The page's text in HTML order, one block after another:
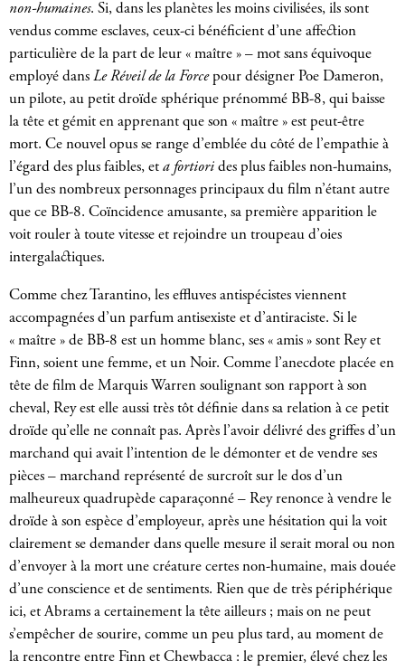
non-humaines. Si, dans les planètes les moins civilisées, ils sont
vendus comme esclaves, ceux-ci bénéficient d’une affection
particulière de la part de leur « maître » – mot sans équivoque
employé dans Le Réveil de la Forcepour désigner Poe Dameron,
un pilote, au petit droïde sphérique prénommé BB-8, qui baisse
la tête et gémit en apprenant que son « maître » est peut-être
mort. Ce nouvel opus se range d’emblée du côté de l’empathie à
l’égard des plus faibles, et a fortiori des plus faibles non-humains,
l’un des nombreux personnages principaux du film n’étant autre
que ce BB-8. Coïncidence amusante, sa première apparition le
voit rouler à toute vitesse et rejoindre un troupeau d’oies
intergalactiques.
Comme chez Tarantino, les effluves antispécistes viennent
accompagnées d’un parfum antisexiste et d’antiraciste. Si le
« maître » de BB-8 est un homme blanc, ses « amis » sont Rey et
Finn, soient une femme, et un Noir. Comme l’anecdote placée en
tête de film de Marquis Warren soulignant son rapport à son
cheval, Rey est elle aussi très tôt définie dans sa relation à ce petit
droïde qu’elle ne connaît pas. Après l’avoir délivré des griffes d’un
marchand qui avait l’intention de le démonter et de vendre ses
pièces – marchand représenté de surcroît sur le dos d’un
malheureux quadrupède caparaçonné – Rey renonce à vendre le
droïde à son espèce d’employeur, après une hésitation qui la voit
clairement se demander dans quelle mesure il serait moral ou non
d’envoyer à la mort une créature certes non-humaine, mais douée
d’une conscience et de sentiments. Rien que de très périphérique
ici, et Abrams a certainement la tête ailleurs ; mais on ne peut
s’empêcher de sourire, comme un peu plus tard, au moment de
la rencontre entre Finn et Chewbacca : le premier, élevé chez les